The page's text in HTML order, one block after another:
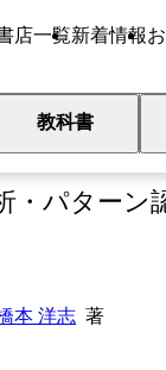
店一覧新着情報
教科書
ス教本
・パター
本 洋志 著